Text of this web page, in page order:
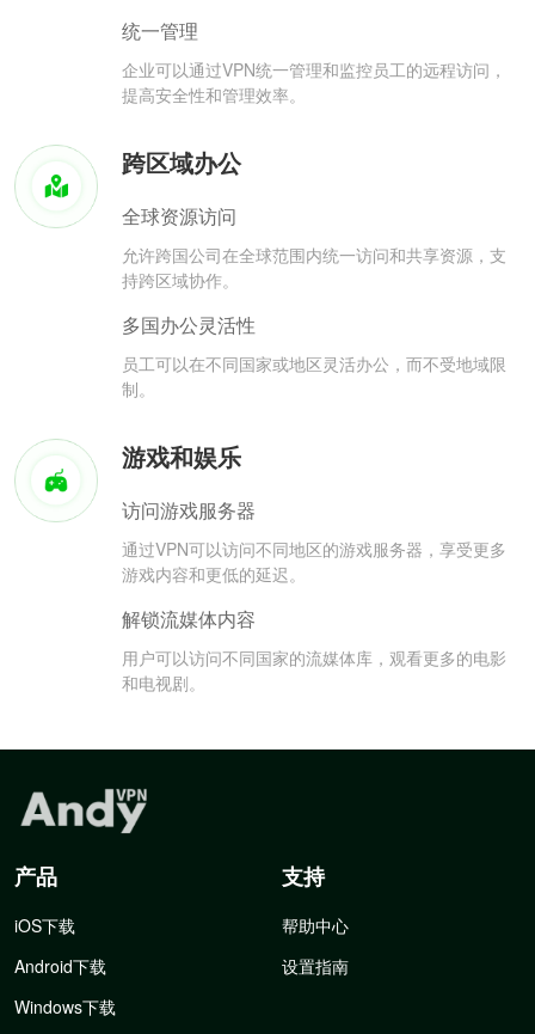
统一管理
企业可以通过VPN统一管理和监控员工的远程访问，
提高安全性和管理效率。
跨区域办公
全球资源访问
允许跨国公司在全球范围内统一访问和共享资源，支
持跨区域协作。
多国办公灵活性
员工可以在不同国家或地区灵活办公，而不受地域限
制。
游戏和娱乐
访问游戏服务器
通过VPN可以访问不同地区的游戏服务器，享受更多
游戏内容和更低的延迟。
解锁流媒体内容
用户可以访问不同国家的流媒体库，观看更多的电影
和电视剧。
产品
iOS下载
Android下载
Windows下载
支持
帮助中心
设置指南